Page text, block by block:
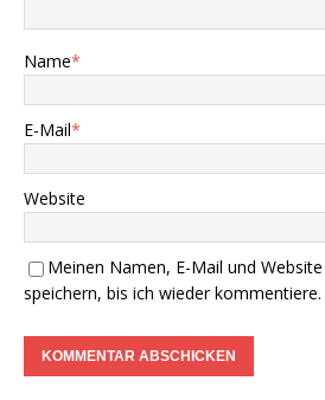
Name*
E-Mail*
Website
Meinen Namen, E-Mail und
speichern, bis ich wieder kommentiere.